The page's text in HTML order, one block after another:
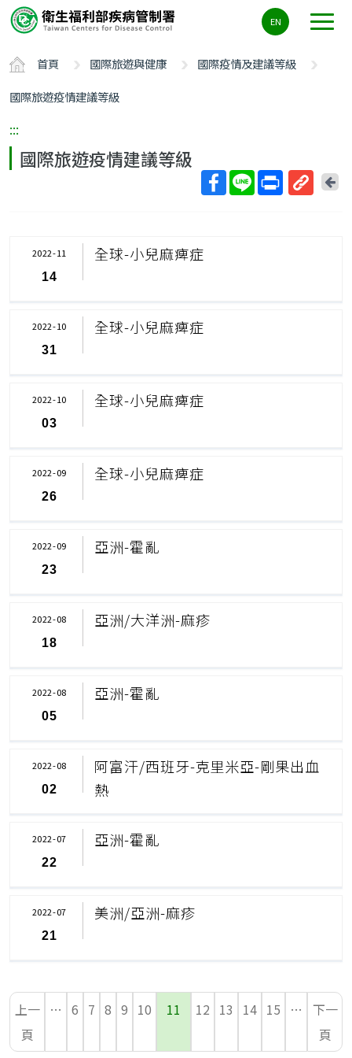
要
容
ALT+C
EN
首頁 國際旅遊與健康
國際疫情及建議等級
國際旅遊疫情建議等級
:::
國際旅遊疫情建議等級
回
全球-小兒麻痺症
2022-11
14
全球-小兒麻痺症
2022-10
31
全球-小兒麻痺症
2022-10
03
全球-小兒麻痺症
2022-09
26
亞洲-霍亂
2022-09
23
亞洲/大洋洲-麻疹
2022-08
18
亞洲-霍亂
2022-08
05
阿富汗/西班牙-克里米亞-剛果出血
熱
2022-08
02
亞洲-霍亂
2022-07
22
美洲/亞洲-麻疹
2022-07
21
上一
頁
… 6 7 8 9 10 11 12 13 14 15 …
下一
頁